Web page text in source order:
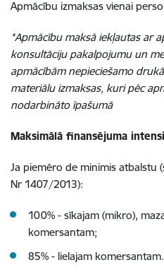
Apmācību izmaksas vienai
*Apmācību maksā iekļautas ar
konsultāciju pakalpojumu un
apmācībām nepieciešamo
materiālu izmaksas, kuri pēc
nodarbināto īpašumā
Maksimālā finansējuma
Ja piemēro de minimis atbalstu
Nr 1407/2013):
100% - sīkajam (mikro),
komersantam;
85% - lielajam komersantam.